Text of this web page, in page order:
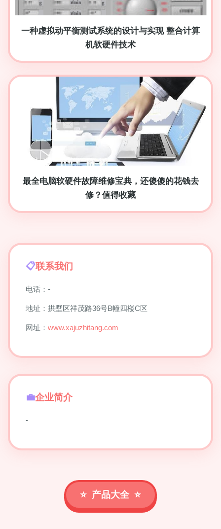
一种虚拟动平衡测试系统的设计与实现 整合计算
机软硬件技术
最全电脑软硬件故障维修宝典，还傻傻的花钱去
修？值得收藏
联系我们
电话：-
地址：拱墅区祥茂路36号B幢四楼C区
网址： www.xajuzhitang.com
企业简介
-
产品大全